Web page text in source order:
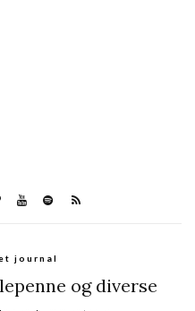
journal
og diverse